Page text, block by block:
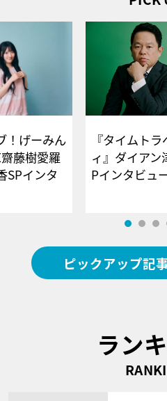
！げーみん
藤樹愛羅
SPインタ
『タイムト
ィ』ダイアン
Pインタ
ピックアップ記
ラン